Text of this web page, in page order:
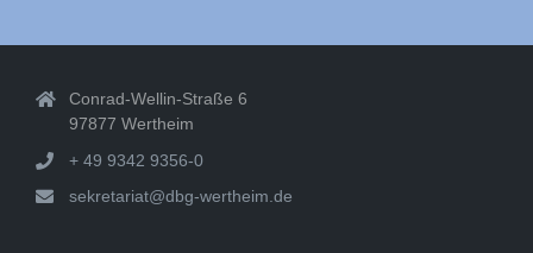
Conrad-Wellin-Straße 6
97877 Wertheim
+ 49 9342 9356-0
sekretariat@dbg-wertheim.de